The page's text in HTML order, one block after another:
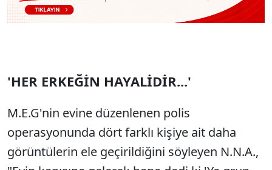
'HER ERKEĞİN HAYALİDİR...'
M.E.G'nin evine düzenlenen polis
operasyonunda dört farklı kişiye ait daha
görüntülerin ele geçirildiğini söyleyen N.N.A.,